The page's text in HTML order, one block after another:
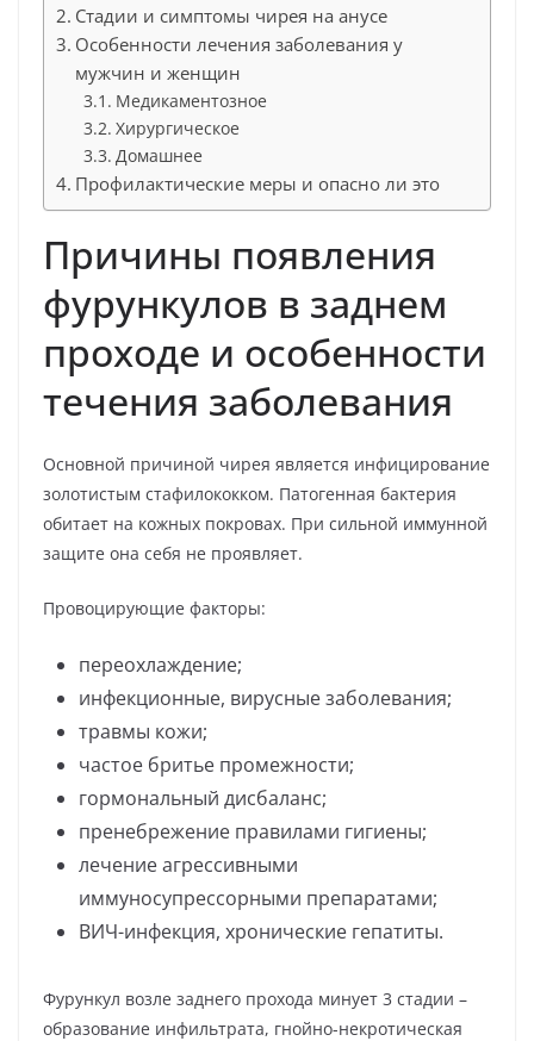
Стадии и симптомы чирея на анусе
Особенности лечения заболевания у
мужчин и женщин
Медикаментозное
Хирургическое
Домашнее
Профилактические меры и опасно ли это
Причины появления
фурункулов в заднем
проходе и особенности
течения заболевания
Основной причиной чирея является инфицирование
золотистым стафилококком. Патогенная бактерия
обитает на кожных покровах. При сильной иммунной
защите она себя не проявляет.
Провоцирующие факторы:
переохлаждение;
инфекционные, вирусные заболевания;
травмы кожи;
частое бритье промежности;
гормональный дисбаланс;
пренебрежение правилами гигиены;
лечение агрессивными
иммуносупрессорными препаратами;
ВИЧ-инфекция, хронические гепатиты.
Фурункул возле заднего прохода минует 3 стадии –
образование инфильтрата, гнойно-некротическая